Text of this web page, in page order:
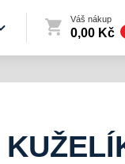
Váš nákup
0,00 Kč